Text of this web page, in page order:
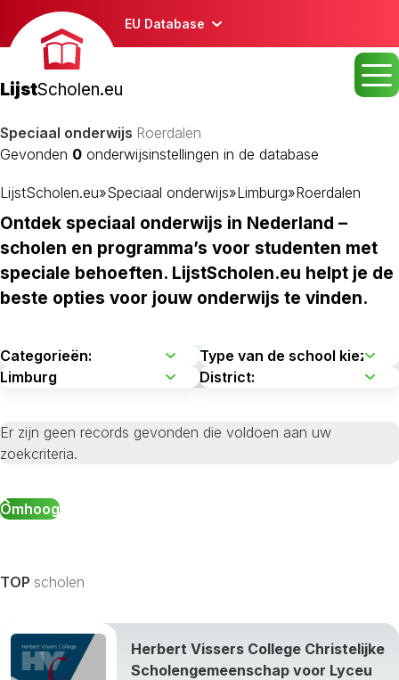
EU Database
LijstScholen.eu
Speciaal onderwijs Roerdalen
Gevonden 0 onderwijsinstellingen in de database
LijstScholen.eu»Speciaal onderwijs»Limburg»Roerdalen
Ontdek speciaal onderwijs in Nederland –
scholen en programma’s voor studenten met
speciale behoeften. LijstScholen.eu helpt je de
beste opties voor jouw onderwijs te vinden.
Er zijn geen records gevonden die voldoen aan uw
zoekcriteria.
Omhoog
TOP scholen
Herbert Vissers College Christelijke
Scholengemeenschap voor Lyceu